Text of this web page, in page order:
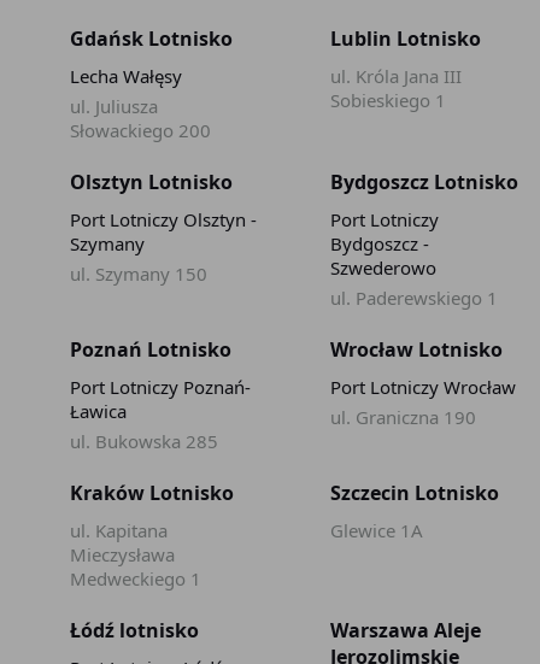
Gdańsk Lotnisko
Lecha Wałęsy
ul. Juliusza
Słowackiego 200
Lublin Lotnisko
ul. Króla Jana III
Sobieskiego 1
Olsztyn Lotnisko
Port Lotniczy Olsztyn -
Szymany
ul. Szymany 150
Bydgoszcz Lotnisko
Port Lotniczy
Bydgoszcz -
Szwederowo
ul. Paderewskiego 1
Poznań Lotnisko
Port Lotniczy Poznań-
Ławica
ul. Bukowska 285
Wrocław Lotnisko
Port Lotniczy Wrocław
ul. Graniczna 190
Kraków Lotnisko
ul. Kapitana
Mieczysława
Medweckiego 1
Szczecin Lotnisko
Glewice 1A
Łódź lotnisko
Warszawa Aleje
Jerozolimskie